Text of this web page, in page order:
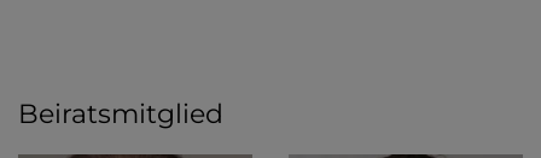
Beiratsmitglied